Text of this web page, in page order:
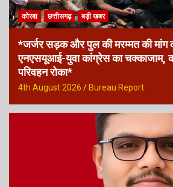
कोरबा छत्तीसगढ़ बड़ी खबर
*जर्जर सड़क और पुल की मरम्मत की मांग
एनएसयूआई-युवा कांग्रेस का चक्काजाम,
परिवहन रोका*
4th August 2026 Bureau Report